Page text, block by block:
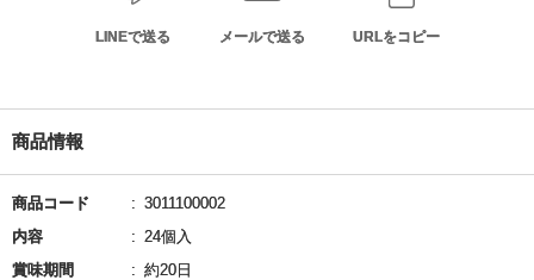
LINEで送る メールで送る URLをコピー
商品情報
商品コード
3011100002
内容
24個入
賞味期間
約20日